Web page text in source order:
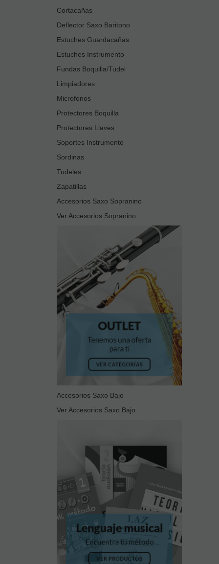
Cortacañas
Deflector Saxo Baritono
Estuches Guardacañas
Estuches Instrumento
Fundas Boquilla/Tudel
Limpiadores
Microfonos
Protectores Boquilla
Protectores Llaves
Soportes Instrumento
Sordinas
Tudeles
Zapatillas
Accesorios Saxo Sopranino
Ver Accesorios Sopranino
Accesorios Saxo Bajo
Ver Accesorios Saxo Bajo